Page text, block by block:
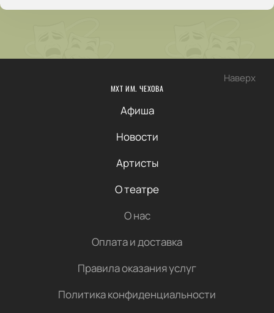
Наверх
МХТ ИМ. ЧЕХОВА
Афиша
Новости
Артисты
О театре
О нас
Оплата и доставка
Правила оказания услуг
Политика конфиденциальности